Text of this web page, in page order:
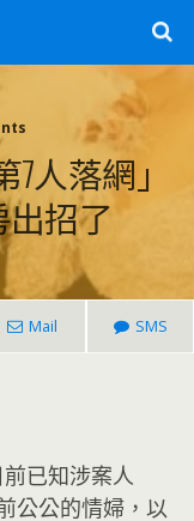
人落網」
招了
Mail SMS
已知涉案人
公公的情婦，以